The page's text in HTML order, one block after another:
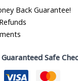
Back Guarantee!
Guaranteed Safe